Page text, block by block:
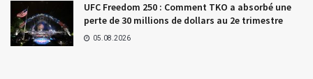
UFC Freedom 250 : Comment TKO a absorbé une
perte de 30 millions de dollars au 2e trimestre
05.08.2026